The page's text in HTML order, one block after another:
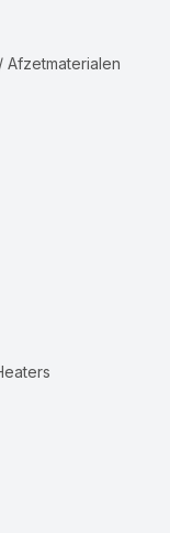
Afzetmaterialen